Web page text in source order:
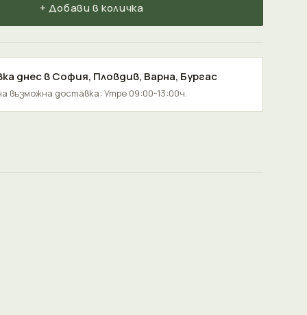
+ Добави в количка
днес вСофия, Пловдив, Варна, Бургас
възможна доставка: Утре 09:00-13:00ч.